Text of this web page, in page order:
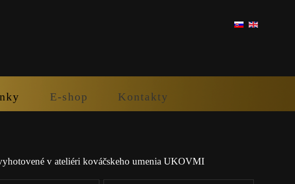
E-shop Kontakty
v ateliéri kováčskeho umenia UKOVMI